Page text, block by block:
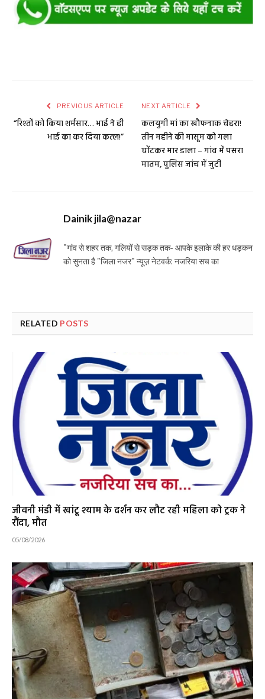
PREVIOUS ARTICLE
“रिश्तों को किया शर्मसार… भाई ने ही
भाई का कर दिया कत्ल!”
NEXT ARTICLE
कलयुगी मां का खौफनाक चेहरा!
तीन महीने की मासूम को गला
घोंटकर मार डाला – गांव में पसरा
मातम, पुलिस जांच में जुटी
Dainik jila@nazar
"गांव से शहर तक, गलियों से सड़क तक- आपके इलाके की हर धड़कन
को सुनता है "जिला नजर" न्यूज़ नेटवर्क: नजरिया सच का
RELATED POSTS
जीवनी मंडी में खांटू श्याम के दर्शन कर लौट रही महिला को ट्रक ने
रौंदा, मौत
05/08/2026